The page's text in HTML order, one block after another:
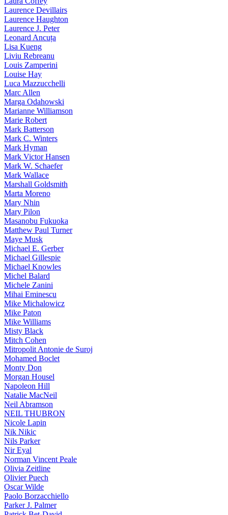
Laurence Devillairs
Laurence Haughton
Laurence J. Peter
Leonard Ancuța
Lisa Kueng
Liviu Rebreanu
Louis Zamperini
Louise Hay
Luca Mazzucchelli
Marc Allen
Marga Odahowski
Marianne Williamson
Marie Robert
Mark Batterson
Mark C. Winters
Mark Hyman
Mark Victor Hansen
Mark W. Schaefer
Mark Wallace
Marshall Goldsmith
Marta Moreno
Mary Nhin
Mary Pilon
Masanobu Fukuoka
Matthew Paul Turner
Maye Musk
Michael E. Gerber
Michael Gillespie
Michael Knowles
Michel Balard
Michele Zanini
Mihai Eminescu
Mike Michalowicz
Mike Paton
Mike Williams
Misty Black
Mitch Cohen
Mitropolit Antonie de Suroj
Mohamed Boclet
Monty Don
Morgan Housel
Napoleon Hill
Natalie MacNeil
Neil Abramson
NEIL THUBRON
Nicole Lapin
Nik Nikic
Nils Parker
Nir Eyal
Norman Vincent Peale
Olivia Zeitline
Olivier Puech
Oscar Wilde
Paolo Borzacchiello
Parker J. Palmer